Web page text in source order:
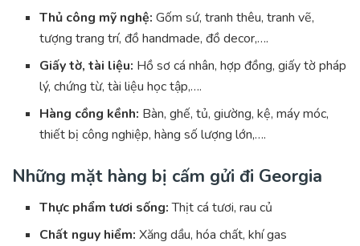
Thủ công mỹ nghệ:Gốm sứ, tranh thêu, tranh vẽ,
tượng trang trí, đồ handmade, đồ decor,….
Giấy tờ, tài liệu: Hồ sơ cá nhân, hợp đồng, giấy tờ pháp
lý, chứng từ, tài liệu học tập,….
Hàng cồng kềnh: Bàn, ghế, tủ, giường, kệ, máy móc,
thiết bị công nghiệp, hàng số lượng lớn,….
Những mặt hàng bị cấm gửi đi Georgia
Thực phẩm tươi sống:Thịt cá tươi, rau củ
Chất nguy hiểm:Xăng dầu, hóa chất, khí gas